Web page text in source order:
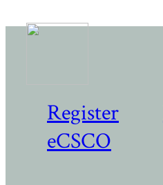
Register
eCSCO